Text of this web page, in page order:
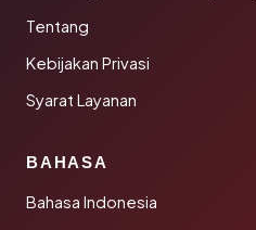
Tentang
Kebijakan Privasi
Syarat Layanan
BAHASA
Bahasa Indonesia